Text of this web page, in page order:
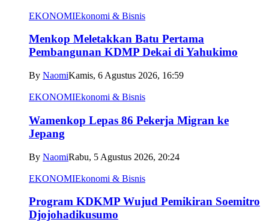
EKONOMIEkonomi & Bisnis
Menkop Meletakkan Batu Pertama
Pembangunan KDMP Dekai di Yahukimo
By NaomiKamis, 6 Agustus 2026, 16:59
EKONOMIEkonomi & Bisnis
Wamenkop Lepas 86 Pekerja Migran ke
Jepang
By NaomiRabu, 5 Agustus 2026, 20:24
EKONOMIEkonomi & Bisnis
Program KDKMP Wujud Pemikiran Soemitro
Djojohadikusumo